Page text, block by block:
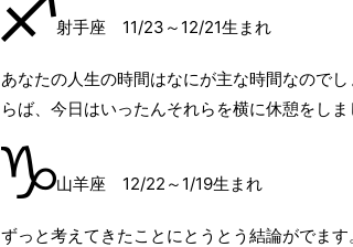
射手座 11/23～12/21生まれ
あなたの人生の時間はなにが主な時間なので
らば、今日はいったんそれらを横に休憩をしま
山羊座 12/22～1/19生まれ
ずっと考えてきたことにとうとう結論がでま